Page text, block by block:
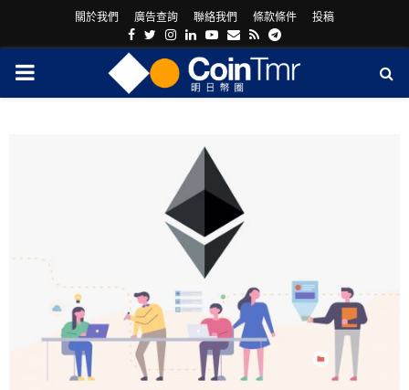
關於我們 廣告查詢 聯絡我們 條款條件 投稿
Facebook
Twitter
Instagram
LinkedinYoutube
Email
RssTelegram
PRIMARY